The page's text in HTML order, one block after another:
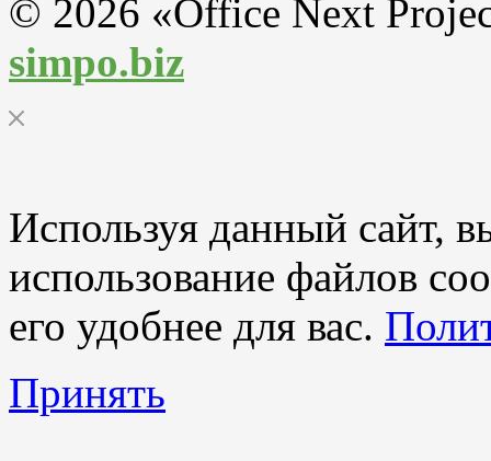
© 2026 «Office Next
simpo.biz
Используя данный сайт,
использование файлов
его удобнее для вас.
Принять